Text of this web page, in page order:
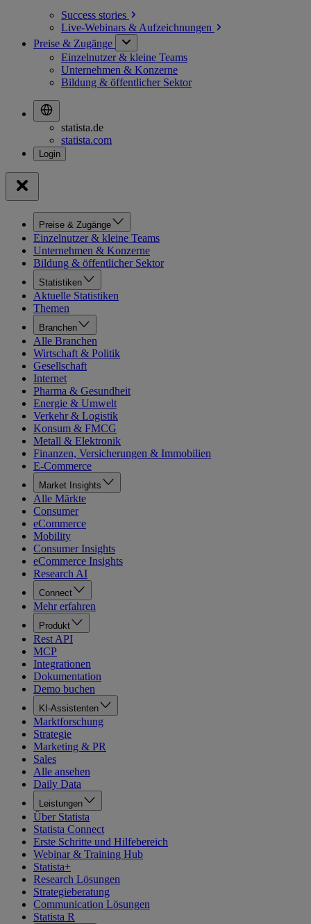
Success stories
Live-Webinars & Aufzeichnungen
Preise & Zugänge
Einzelnutzer & kleine Teams
Unternehmen & Konzerne
Bildung & öffentlicher Sektor
statista.de
statista.com
Preise & Zugänge
Einzelnutzer & kleine Teams
Unternehmen & Konzerne
Bildung & öffentlicher Sektor
Statistiken
Aktuelle Statistiken
Themen
Branchen
Alle Branchen
Wirtschaft & Politik
Gesellschaft
Internet
Pharma & Gesundheit
Energie & Umwelt
Verkehr & Logistik
Konsum & FMCG
Metall & Elektronik
Finanzen, Versicherungen & Immobilien
E-Commerce
Market Insights
Alle Märkte
Consumer
eCommerce
Mobility
Consumer Insights
eCommerce Insights
Research AI
Connect
Mehr erfahren
Produkt
Rest API
MCP
Integrationen
Dokumentation
Demo buchen
KI-Assistenten
Marktforschung
Strategie
Marketing & PR
Sales
Alle ansehen
Daily Data
Leistungen
Über Statista
Statista Connect
Erste Schritte und Hilfebereich
Webinar & Training Hub
Statista+
Research Lösungen
Strategieberatung
Communication Lösungen
Statista R